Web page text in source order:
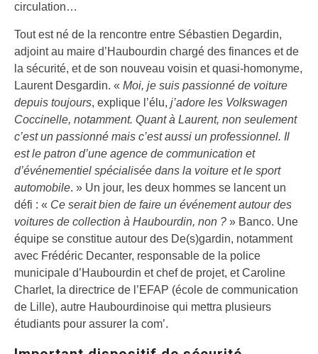
circulation…
Tout est né de la rencontre entre Sébastien Degardin,
adjoint au maire d’Haubourdin chargé des finances et de
la sécurité, et de son nouveau voisin et quasi-homonyme,
Laurent Desgardin. « Moi, je suis passionné de voiture
depuis toujours, explique l’élu, j’adore les Volkswagen
Coccinelle, notamment. Quant à Laurent, non seulement
c’est un passionné mais c’est aussi un professionnel. Il
est le patron d’une agence de communication et
d’événementiel spécialisée dans la voiture et le sport
automobile. » Un jour, les deux hommes se lancent un
défi : « Ce serait bien de faire un événement autour des
voitures de collection à Haubourdin, non ? » Banco. Une
équipe se constitue autour des De(s)gardin, notamment
avec Frédéric Decanter, responsable de la police
municipale d’Haubourdin et chef de projet, et Caroline
Charlet, la directrice de l’EFAP (école de communication
de Lille), autre Haubourdinoise qui mettra plusieurs
étudiants pour assurer la com’.